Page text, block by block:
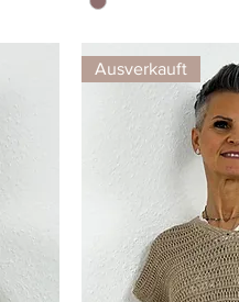
Ausverkauft